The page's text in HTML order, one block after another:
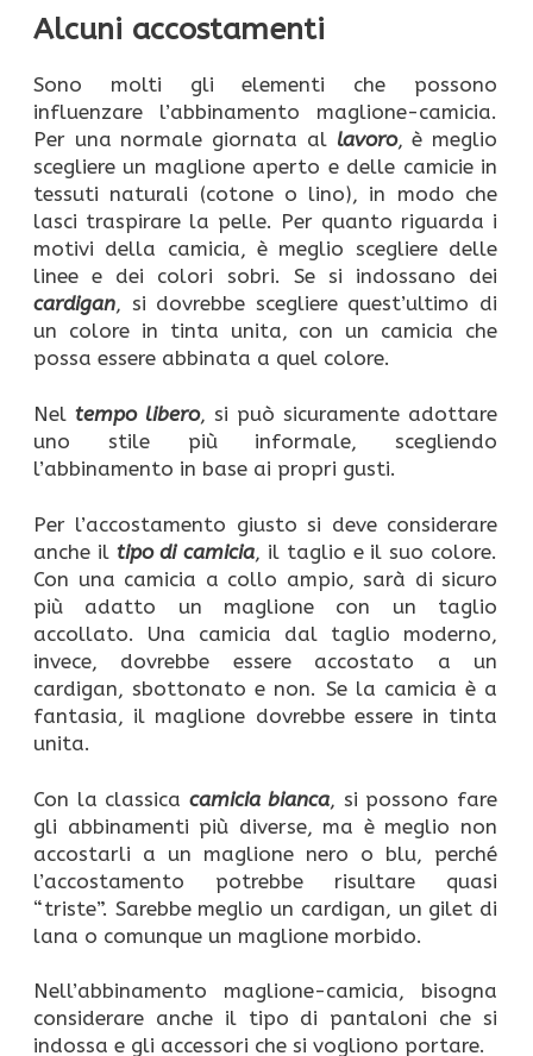
Alcuni accostamenti
Sono molti gli elementi che possono
influenzare l’abbinamento maglione-camicia.
Per una normale giornata al lavoro, è meglio
scegliere un maglione aperto e delle camicie in
tessuti naturali (cotone o lino), in modo che
lasci traspirare la pelle. Per quanto riguarda i
motivi della camicia, è meglio scegliere delle
linee e dei colori sobri. Se si indossano dei
cardigan, si dovrebbe scegliere quest’ultimo di
un colore in tinta unita, con un camicia che
possa essere abbinata a quel colore.
Nel tempo libero, si può sicuramente adottare
uno stile più informale, scegliendo
l’abbinamento in base ai propri gusti.
Per l’accostamento giusto si deve considerare
anche il tipo di camicia, il taglio e il suo colore.
Con una camicia a collo ampio, sarà di sicuro
più adatto un maglione con un taglio
accollato. Una camicia dal taglio moderno,
invece, dovrebbe essere accostato a un
cardigan, sbottonato e non. Se la camicia è a
fantasia, il maglione dovrebbe essere in tinta
unita.
Con la classica camicia bianca, si possono fare
gli abbinamenti più diverse, ma è meglio non
accostarli a un maglione nero o blu, perché
l’accostamento potrebbe risultare quasi
“triste”. Sarebbe meglio un cardigan, un gilet di
lana o comunque un maglione morbido.
Nell’abbinamento maglione-camicia, bisogna
considerare anche il tipo di pantaloni che si
indossa e gli accessori che si vogliono portare.